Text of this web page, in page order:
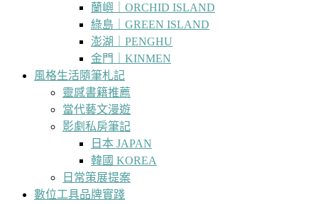
蘭嶼｜ORCHID ISLAND
綠島｜GREEN ISLAND
澎湖｜PENGHU
金門｜KINMEN
風格生活隨筆札記
靈感書籍推薦
當代藝文漫遊
影劇私房筆記
日本 JAPAN
韓國 KOREA
日常策展提案
數位工具品牌實踐